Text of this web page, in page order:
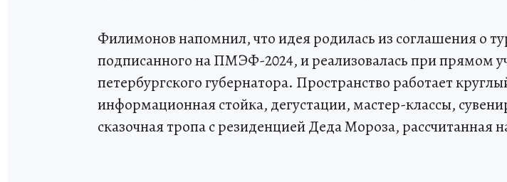
Филимонов напомнил, что идея родилась из соглашения о
подписанного на ПМЭФ-2024, и реализовалась при прямом
петербургского губернатора. Пространство работает
информационная стойка, дегустации, мастер-классы,
сказочная тропа с резиденцией Деда Мороза, рассчитанная